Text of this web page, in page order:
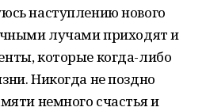
наступлению нового
лучами приходят и
которые когда-либо
Никогда не поздно
немного счастья и